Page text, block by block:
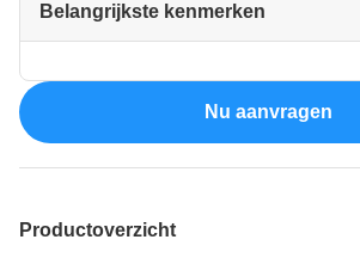
Belangrijkste kenmerken
Nu aanvragen
Productoverzicht